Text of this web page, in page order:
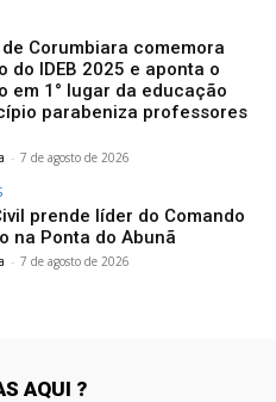
Corumbiara comemora
do IDEB 2025 e aponta o
em 1° lugar da educação
parabeniza professores
- 7 de agosto de 2026
prende líder do Comando
na Ponta do Abunã
- 7 de agosto de 2026
AQUI ?